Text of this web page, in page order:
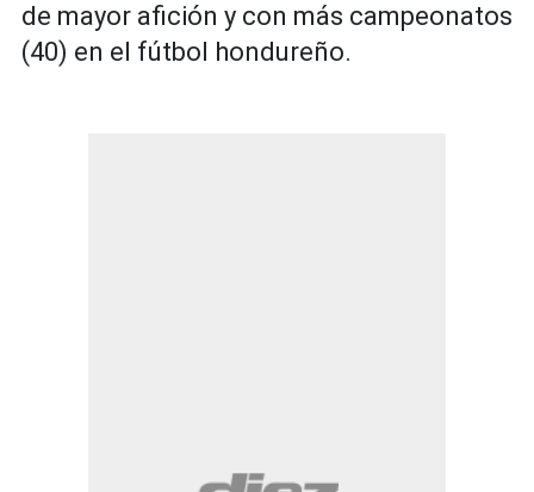
de mayor afición y con más campeonatos
(40) en el fútbol hondureño.